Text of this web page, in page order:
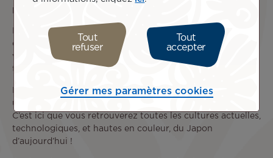
pourrez profiter de nombreuses animations et attractions.
De son côté, Shinjuku est un quartier d’affaires aux gratte-
ciels impressionnants. Allez-y de nuit pour profiter de sa
vie nocturne. Les bars, restaurants, et lieux de fête y sont
très nombreux.
Le quartier Akihabara, quant à lui, est véritablement
unique, mettant avant tout la pop culture à l’honneur.
C’est ici que vous retrouverez toutes les cultures actuelles,
technologiques, et hautes en couleur, du Japon
d’aujourd’hui !
Tout
refuser
Tout
accepter
Gérer mes paramètres cookies